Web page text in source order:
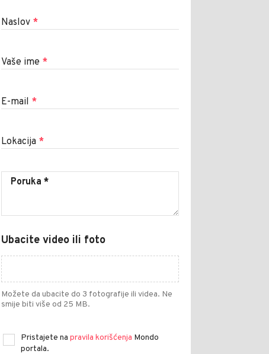
Naslov *
Vaše ime *
E-mail *
Lokacija *
Ubacite video ili foto
Možete da ubacite do 3 fotografije ili videa. Ne
smije biti više od 25 MB.
Pristajete na pravila korišćenja Mondo
portala.